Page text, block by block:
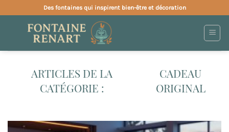
au
contenu
Des fontaines qui inspirent bien-être et décoration
CADEAU
ORIGINAL